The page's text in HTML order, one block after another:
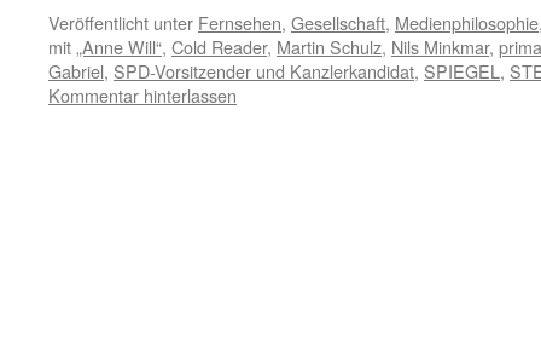
Veröffentlicht unter Fernsehen, Gesellschaft, Medienphilosophie
mit „Anne Will“, Cold Reader, Martin Schulz, Nils Minkmar,
Gabriel, SPD-Vorsitzender und Kanzlerkandidat, SPIEGEL ,
Kommentar hinterlassen